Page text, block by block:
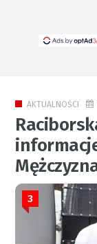
AKTUALNOŚCI
3